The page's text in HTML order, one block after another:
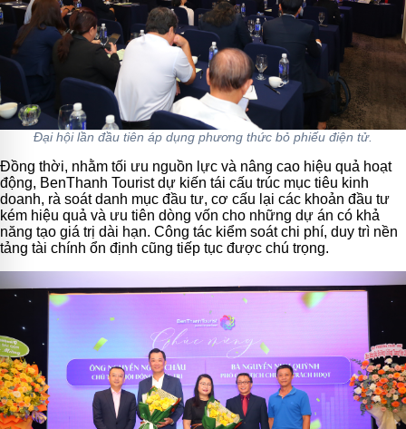
Đại hội lần đầu tiên áp dụng phương thức bỏ phiếu điện tử.
Đồng thời, nhằm tối ưu nguồn lực và nâng cao hiệu quả hoạt
động, BenThanh Tourist dự kiến tái cấu trúc mục tiêu kinh
doanh, rà soát danh mục đầu tư, cơ cấu lại các khoản đầu tư
kém hiệu quả và ưu tiên dòng vốn cho những dự án có khả
năng tạo giá trị dài hạn. Công tác kiểm soát chi phí, duy trì nền
tảng tài chính ổn định cũng tiếp tục được chú trọng.